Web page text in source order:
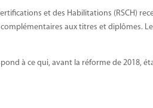
et des Habilitations (RSCH)
aux titres et diplômes.
à ce qui, avant la réforme de 2018,